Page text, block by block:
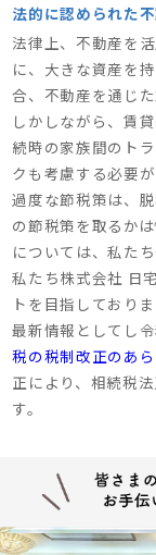
法的に認められた
法律上、不動産を
に、大きな資産を
合、不動産を通じ
しかしながら、賃
続時の家族間のト
クも考慮する必要が
過度な節税策は、
の節税策を取るか
については、私た
私たち株式会社 日
トを目指しておりま
最新情報としてし
税の税制改正のあ
正により、相続税
す。